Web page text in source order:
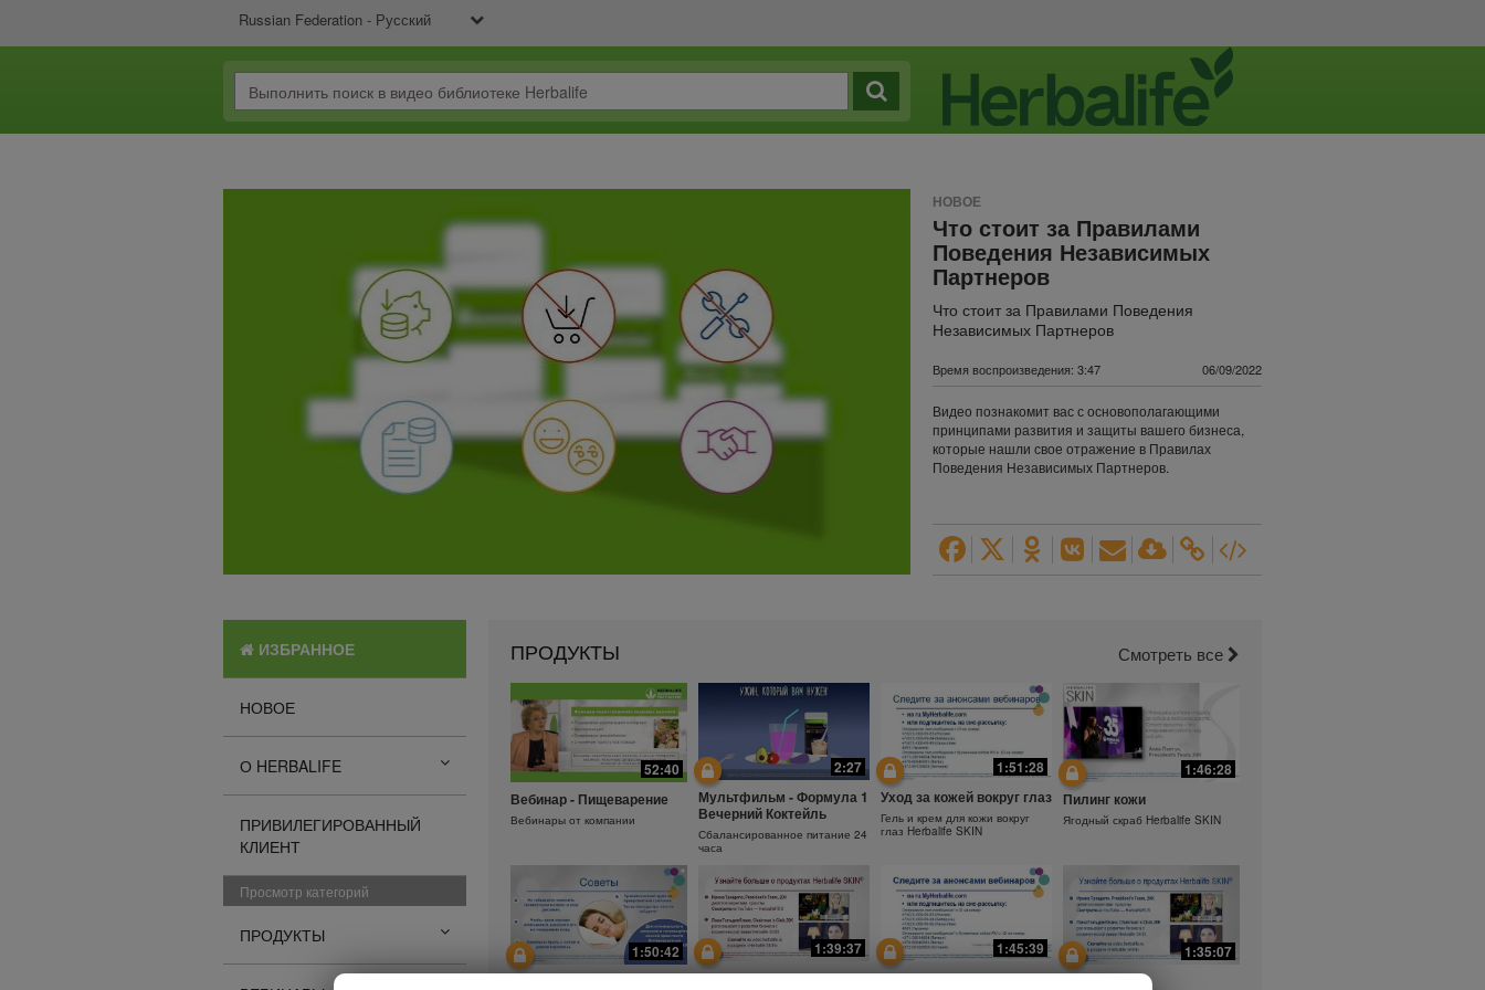
Russian Federation - Русский
НОВОЕ
Что стоит за Правилами
Поведения Независимых
Партнеров
Что стоит за Правилами Поведения
Независимых Партнеров
Время воспроизведения: 3:47 06/09/2022
Видео познакомит вас с основополагающими
принципами развития и защиты вашего бизнеса,
которые нашли свое отражение в Правилах
Поведения Независимых Партнеров.
ИЗБРАННОЕ
НОВОЕ
О HERBALIFE
ПРИВИЛЕГИРОВАННЫЙ
КЛИЕНТ
Просмотр категорий
ПРОДУКТЫ
ПРОДУКТЫ Смотреть все
52:40
Вебинар - Пищеварение
Вебинары от компании
2:27
Мультфильм - Формула 1
Вечерний Коктейль
Сбалансированное питание 24
часа
1:51:28
Уход за кожей вокруг глаз
Гель и крем для кожи вокруг
глаз Herbalife SKIN
1:46:28
Пилинг кожи
Ягодный скраб Herbalife SKIN
1:50:42
1:39:37
Почему необходимо
1:45:39
Защита от солнца.
1:35:07
Ежедневный